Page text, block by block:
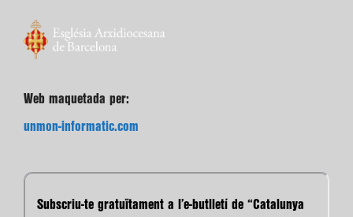
Web maquetada per:
unmon-informatic.com
Subscriu-te gratuïtament a l’e-butlletí de “Catalunya